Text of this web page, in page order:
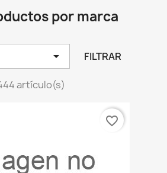
por marca
 FILTRAR
artículo(s)
favorite_border